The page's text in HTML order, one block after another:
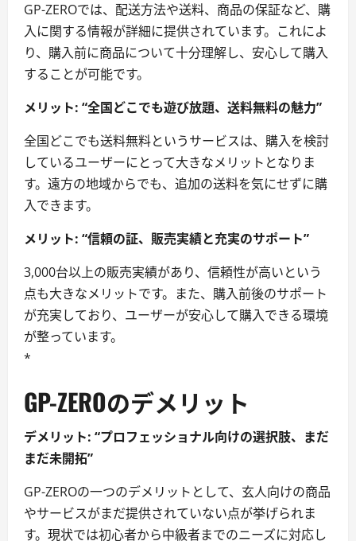
GP-ZEROでは、配送方法や送料、商品の保証など、購
入に関する情報が詳細に提供されています。これによ
り、購入前に商品について十分理解し、安心して購入
することが可能です。
メリット: “全国どこでも遊び放題、送料無料の魅力”
全国どこでも送料無料というサービスは、購入を検討
しているユーザーにとって大きなメリットとなりま
す。遠方の地域からでも、追加の送料を気にせずに購
入できます。
メリット: “信頼の証、販売実績と充実のサポート”
3,000台以上の販売実績があり、信頼性が高いという
点も大きなメリットです。また、購入前後のサポート
が充実しており、ユーザーが安心して購入できる環境
が整っています。
*
GP-ZEROのデメリット
デメリット: “プロフェッショナル向けの選択肢、まだ
まだ未開拓”
GP-ZEROの一つのデメリットとして、玄人向けの商品
やサービスがまだ提供されていない点が挙げられま
す。現状では初心者から中級者までのニーズに対応し